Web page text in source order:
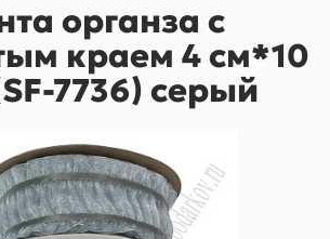
органза с
краем 4 см*10
7736) серый